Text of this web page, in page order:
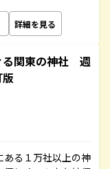
詳細を見る
関東の神社 週
ある１万社以上の神